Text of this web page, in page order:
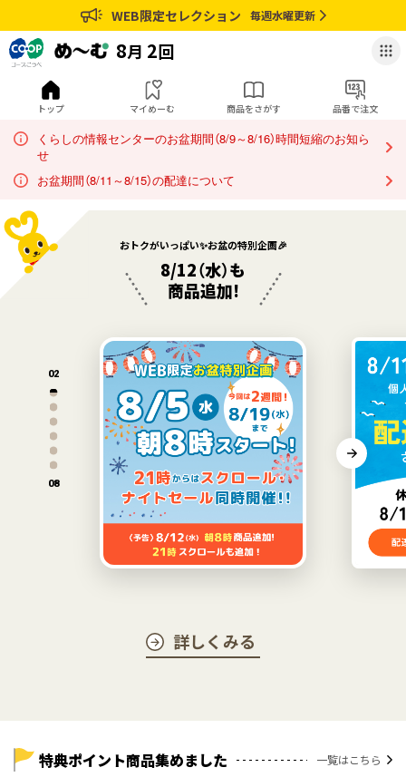
ー
プ
声
読
ー
む
ー
ジ
WEB限定セレクション 毎週水曜更新
8月 2回
トップ マイめーむ 商品をさがす 品番で注文
くらしの情報センターのお盆期間（8/9～8/16）時間短縮のお知ら
せ
お盆期間（8/11～8/15）の配達について
02
08
おトクがいっぱい✨お盆の特別企画🎉
8/12（水）も
商品追加!
詳しくみる
特典ポイント商品集めました 一覧はこちら